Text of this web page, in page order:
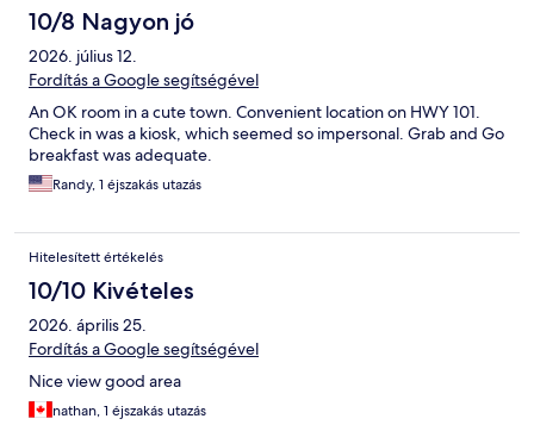
10/8 Nagyon jó
2026. július 12.
Fordítás a Google segítségével
An OK room in a cute town. Convenient location on HWY 101.
Check in was a kiosk, which seemed so impersonal. Grab and Go
breakfast was adequate.
Randy, 1 éjszakás utazás
Hitelesített értékelés
10/10 Kivételes
2026. április 25.
Fordítás a Google segítségével
Nice view good area
nathan, 1 éjszakás utazás